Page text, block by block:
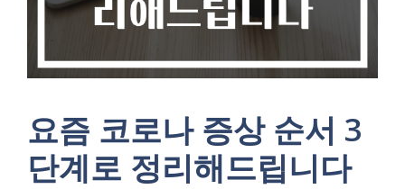
요즘 코로나 증상 순서 3
단계로 정리해드립니다